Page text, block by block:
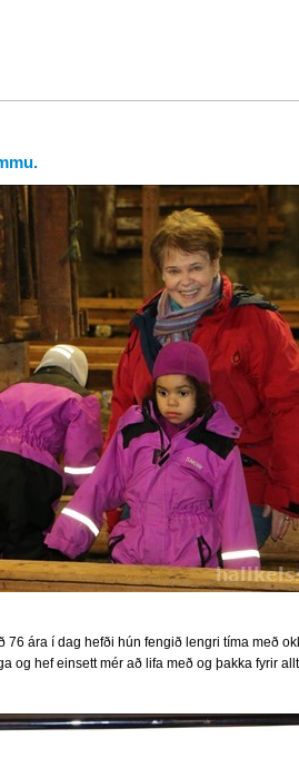
76 ára í dag hefði hún fengið lengri tíma með
og hef einsett mér að lifa með og þakka fyrir